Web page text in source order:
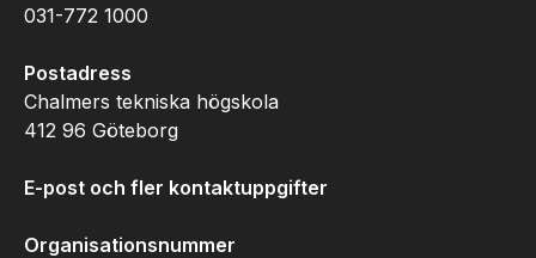
031-772 1000
Postadress
Chalmers tekniska högskola
412 96 Göteborg
E-post och fler kontaktuppgifter
Organisationsnummer